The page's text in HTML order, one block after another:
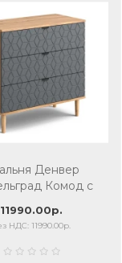
Денвер
Комод с
11990.00р.
НДС: 11990.00р.